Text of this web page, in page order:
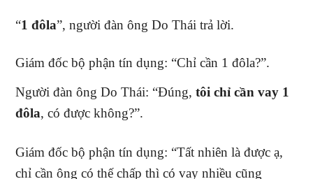
“1 đôla”, người đàn ông Do Thái trả lời.
Giám đốc bộ phận tín dụng: “Chỉ cần 1 đôla?”.
Người đàn ông Do Thái: “Đúng,tôi chỉ cần vay 1
đôla, có được không?”.
Giám đốc bộ phận tín dụng: “Tất nhiên là được ạ,
chỉ cần ông có thế chấp thì có vay nhiều cũng